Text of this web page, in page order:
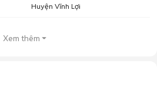
Huyện Vĩnh Lợi
Xem thêm